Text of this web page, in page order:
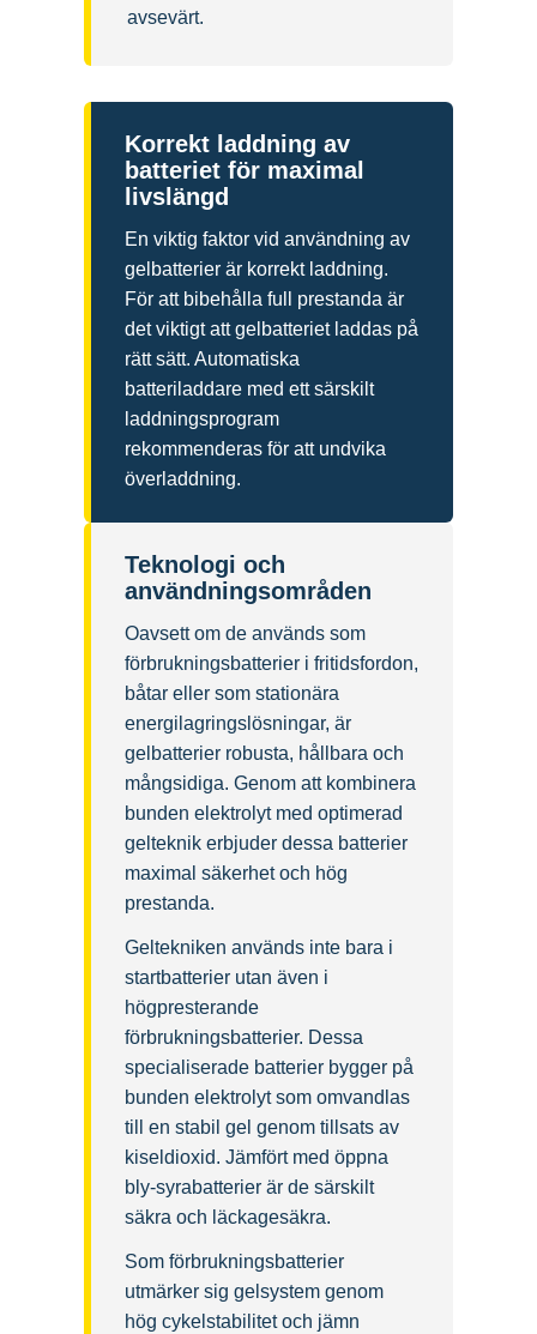
avsevärt.
Korrekt laddning av
batteriet för maximal
livslängd
En viktig faktor vid användning av
gelbatterier är korrekt laddning.
För att bibehålla full prestanda är
det viktigt att gelbatteriet laddas på
rätt sätt. Automatiska
batteriladdare med ett särskilt
laddningsprogram
rekommenderas för att undvika
överladdning.
Teknologi och
användningsområden
Oavsett om de används som
förbrukningsbatterier i fritidsfordon,
båtar eller som stationära
energilagringslösningar, är
gelbatterier robusta, hållbara och
mångsidiga. Genom att kombinera
bunden elektrolyt med optimerad
gelteknik erbjuder dessa batterier
maximal säkerhet och hög
prestanda.
Geltekniken används inte bara i
startbatterier utan även i
högpresterande
förbrukningsbatterier. Dessa
specialiserade batterier bygger på
bunden elektrolyt som omvandlas
till en stabil gel genom tillsats av
kiseldioxid. Jämfört med öppna
bly-syrabatterier är de särskilt
säkra och läckagesäkra.
Som förbrukningsbatterier
utmärker sig gelsystem genom
hög cykelstabilitet och jämn